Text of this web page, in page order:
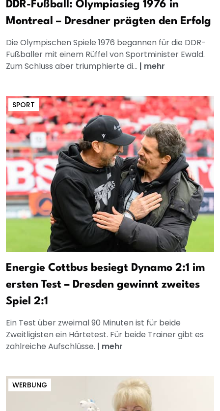
DDR-Fußball: Olympiasieg 1976 in
Montreal – Dresdner prägten den Erfolg
Die Olympischen Spiele 1976 begannen für die DDR-
Fußballer mit einem Rüffel von Sportminister Ewald.
Zum Schluss aber triumphierte di... | mehr
SPORT
Energie Cottbus besiegt Dynamo 2:1 im
ersten Test – Dresden gewinnt zweites
Spiel 2:1
Ein Test über zweimal 90 Minuten ist für beide
Zweitligisten ein Härtetest. Für beide Trainer gibt es
zahlreiche Aufschlüsse. | mehr
WERBUNG